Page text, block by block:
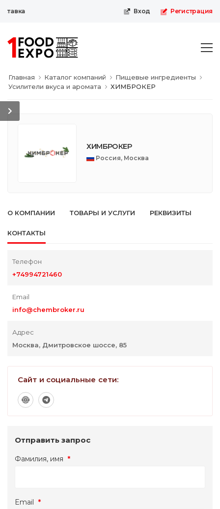
Вход Регистрация
Главная Каталог компаний
Пищевые ингредиенты
Усилители вкуса и аромата
ХИМБРОКЕР
ХИМБРОКЕР
Россия, Москва
О КОМПАНИИ ТОВАРЫ И УСЛУГИ РЕКВИЗИТЫ
КОНТАКТЫ
Телефон
+74994721460
Email
info@chembroker.ru
Адрес
Москва, Дмитровское шоссе, 85
Сайт и социальные сети:
Отправить запрос
Фамилия, имя *
Email *